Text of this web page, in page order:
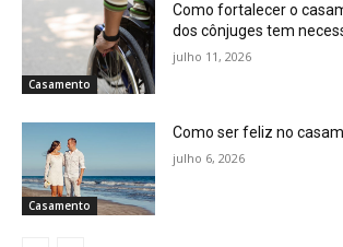
Casamento
Como fortalecer o
dos cônjuges tem
julho 11, 2026
Casamento
Como ser feliz no
julho 6, 2026